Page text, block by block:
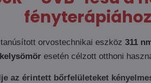
fényterápiához
orvostechnikai eszköz 311
esetén célzott otthoni
az érintett bőrfelületeket